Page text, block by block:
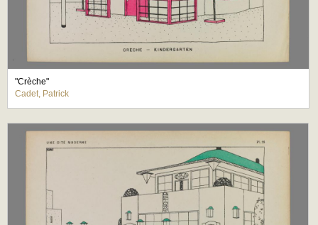
"Crèche"
Cadet, Patrick